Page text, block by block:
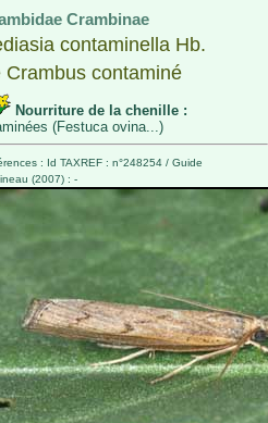
Crambinae
contaminella Hb.
Crambus contaminé
Nourriture de la chenille :
(Festuca ovina...)
: Id TAXREF : n°248254 / Guide
(2007) : -